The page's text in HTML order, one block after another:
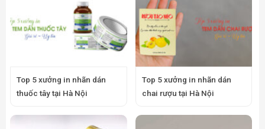
Top 5 xưởng in nhãn dán
thuốc tây tại Hà Nội
Top 5 xưởng in nhãn dán
chai rượu tại Hà Nội